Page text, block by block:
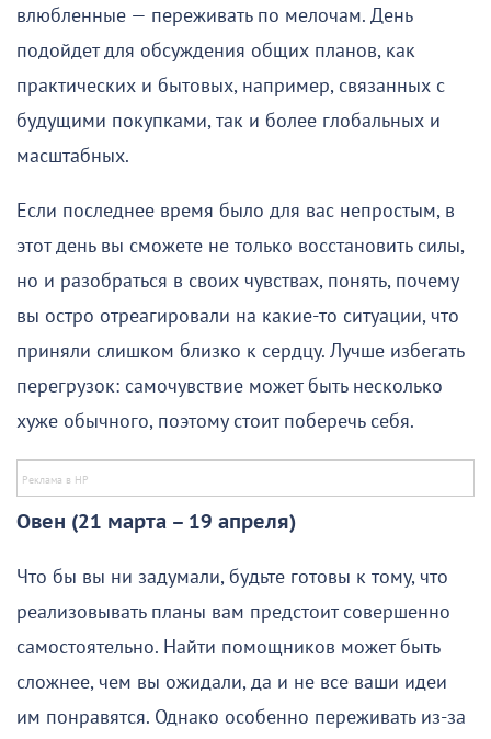
влюбленные — переживать по мелочам. День
подойдет для обсуждения общих планов, как
практических и бытовых, например, связанных с
будущими покупками, так и более глобальных и
масштабных.
Если последнее время было для вас непростым, в
этот день вы сможете не только восстановить силы,
но и разобраться в своих чувствах, понять, почему
вы остро отреагировали на какие-то ситуации, что
приняли слишком близко к сердцу. Лучше избегать
перегрузок: самочувствие может быть несколько
хуже обычного, поэтому стоит поберечь себя.
Овен (21 марта – 19 апреля)
Что бы вы ни задумали, будьте готовы к тому, что
реализовывать планы вам предстоит совершенно
самостоятельно. Найти помощников может быть
сложнее, чем вы ожидали, да и не все ваши идеи
им понравятся. Однако особенно переживать из-за